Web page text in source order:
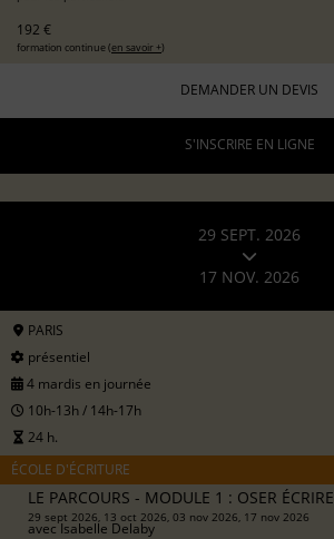
192 €
formation continue (en savoir +)
DEMANDER UN DEVIS
S'INSCRIRE EN LIGNE
29 SEPT. 2026
17 NOV. 2026
PARIS
présentiel
4 mardis en journée
10h-13h / 14h-17h
24 h.
ÉCOLE D'ÉCRITURE
LE PARCOURS - MODULE 1 : OSER ÉCRIRE
29 sept 2026, 13 oct 2026, 03 nov 2026, 17 nov 2026
avecIsabelle Delaby